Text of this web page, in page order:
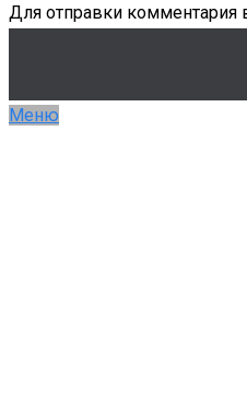
Для отправки комментария
Меню